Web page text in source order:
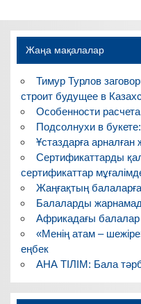
записям
Жаңа мақалалар
Тимур Турлов
строит будущее в
Особенности
Подсолнухи в
Ұстаздарға арналған
Сертификаттарды
сертификаттар
Жаңғақтың
Балаларды
Африкадағы балалар
«Менің атам –
еңбек
АНА ТІЛІМ: Бала